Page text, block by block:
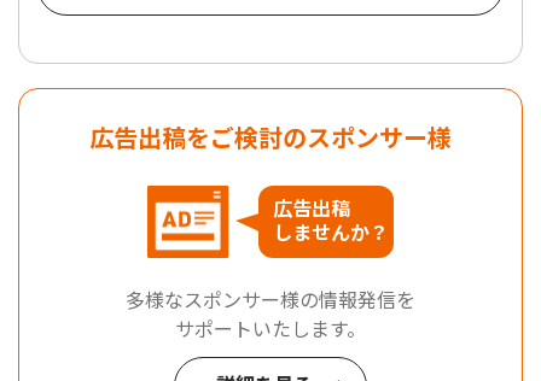
広告出稿をご検討のスポンサー様
広告出稿
しませんか？
多様なスポンサー様の情報発信を
サポートいたします。